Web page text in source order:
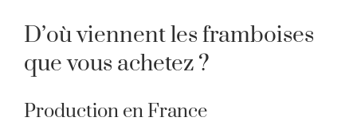
D’où viennent les framboises
que vous achetez ?
Production en France